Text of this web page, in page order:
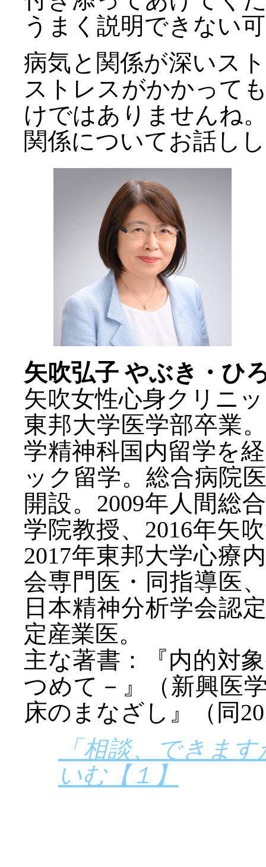
うまく説明できない
病気と関係が深いス
ストレスがかかって
けではありませんね
関係についてお話し
矢吹弘子 やぶき・ひ
矢吹女性心身クリニ
東邦大学医学部卒業
学精神科国内留学を
ック留学。総合病院
開設。2009年人間総
学院教授、2016年矢
2017年東邦大学心療
会専門医・同指導医
日本精神分析学会認
定産業医。
主な著書：『内的対
つめて－』（新興医
床のまなざし』（同
「相談、できま
いむ【１】